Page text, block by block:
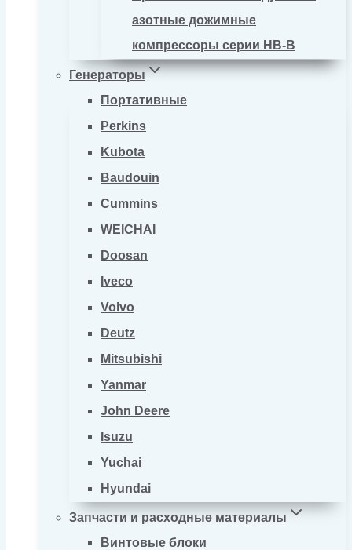
азотные дожимные
компрессоры серии HB-B
Генераторы
Портативные
Perkins
Kubota
Baudouin
Cummins
WEICHAI
Doosan
Iveco
Volvo
Deutz
Mitsubishi
Yanmar
John Deere
Isuzu
Yuchai
Hyundai
Запчасти и расходные материалы
Винтовые блоки